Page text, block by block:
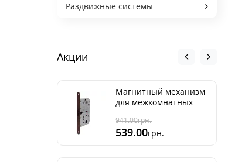
Раздвижные системы
Акции
Магнитный механизм
для межкомнатных
Polaris ант бронза
96мм
941.00грн.
539.00грн.